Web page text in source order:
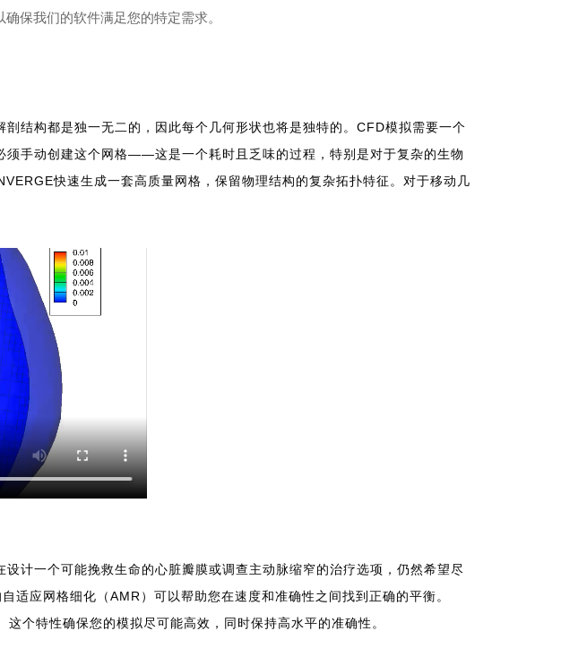
保我们的软件满足您的特定需求。
结构都是独一无二的，因此每个几何形状也将是独特的。CFD模拟需要一个
手动创建这个网格——这是一个耗时且乏味的过程，特别是对于复杂的生物
快速生成一套高质量网格，保留物理结构的复杂拓扑特征。对于移动几
计一个可能挽救生命的心脏瓣膜或调查主动脉缩窄的治疗选项，仍然希望尽
应网格细化（AMR）可以帮助您在速度和准确性之间找到正确的平衡。
个特性确保您的模拟尽可能高效，同时保持高水平的准确性。